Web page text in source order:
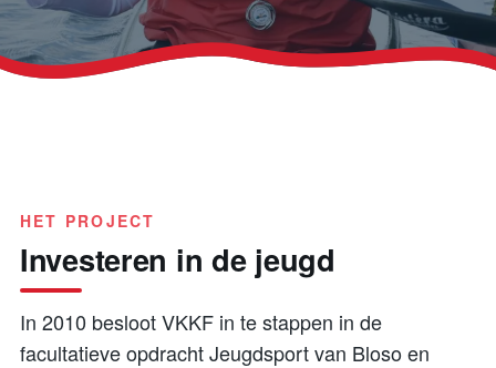
HET PROJECT
Investeren in de jeugd
In 2010 besloot VKKF in te stappen in de
facultatieve opdracht Jeugdsport van Bloso en